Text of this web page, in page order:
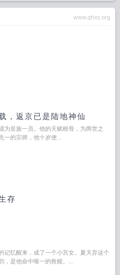
www.qhxs.org
，返京已是陆地神仙
为皇族一员。他的天赋根骨，为两世之
一的宗师，他十岁便...
存
记忆醒来，成了一个小宫女。夏天弃这个
，是他命中唯一的救赎。...